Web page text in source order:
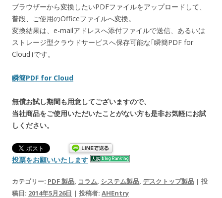
ブラウザーから変換したいPDFファイルをアップロードして、
普段、ご使用のOfficeファイルへ変換。
変換結果は、e-mailアドレスへ添付ファイルで送信、あるいは
ストレージ型クラウドサービスへ保存可能な｢瞬簡PDF for
Cloud｣です。
瞬簡PDF for Cloud
無償お試し期間も用意してございますので、
当社商品をご使用いただいたことがない方も是非お気軽にお試
しください。
投票をお願いいたします
カテゴリー: PDF 製品, コラム, システム製品, デスクトップ製品 | 投
稿日: 2014年5月26日 | 投稿者: AHEntry